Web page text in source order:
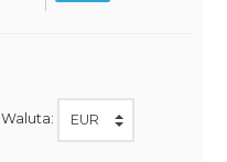
Waluta: